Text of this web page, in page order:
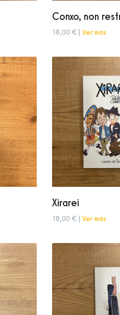
Conxo, non
18,00 € | Ver más
Xirarei
18,00 € | Ver más